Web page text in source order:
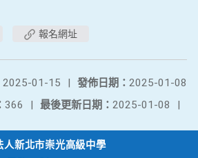
報名網址
發佈日期： 2025-01-08
2025-01-15
|
最後更新日期： 2025-01-08 |
366 |
人新北市崇光高級中學